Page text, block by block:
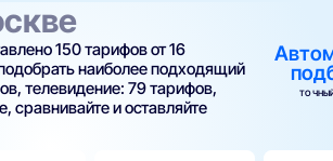
150 тарифов от 16
наиболее подходящий
телевидение: 79 тарифов,
сравнивайте и оставляйте